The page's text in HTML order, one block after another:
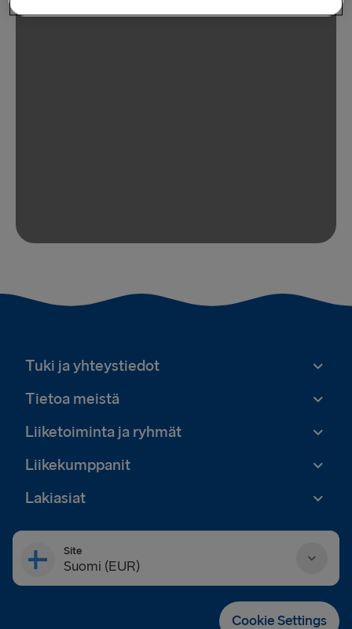
Tuki ja yhteystiedot
Tietoa meistä
Liiketoiminta ja ryhmät
Liikekumppanit
Lakiasiat
Site
Suomi (EUR)
Cookie Settings